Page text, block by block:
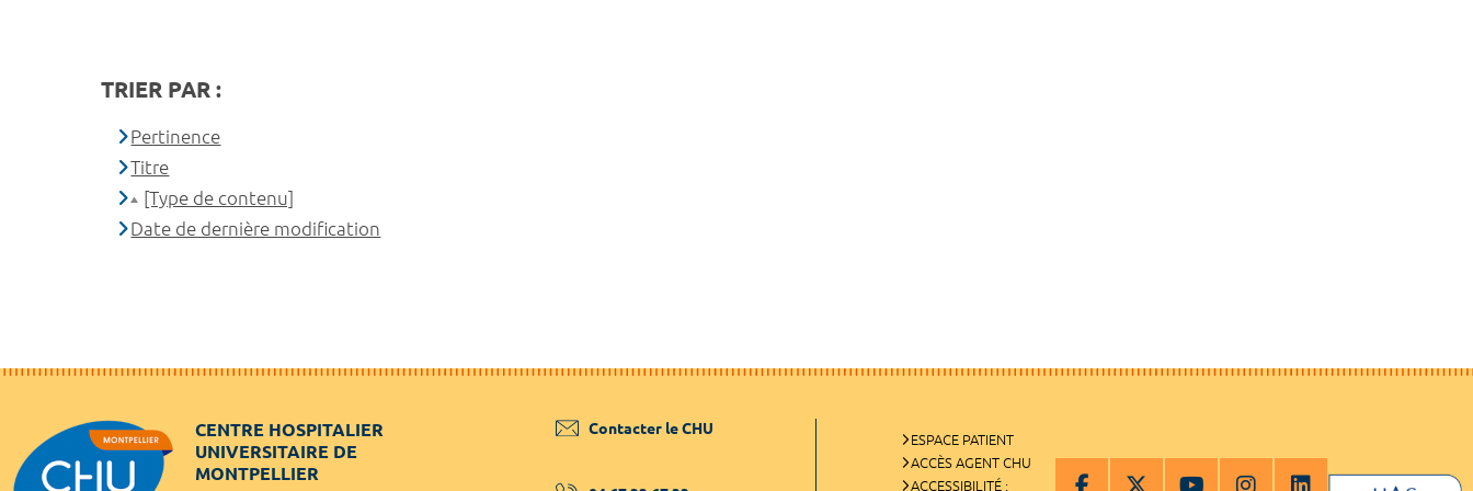
TRIER PAR :
Pertinence
Titre
[Type de contenu]
Date de dernière modification
CENTRE HOSPITALIER
UNIVERSITAIRE DE
MONTPELLIER
Contacter le CHU
ESPACE PATIENT
ACCÈS AGENT CHU
ACCESSIBILITÉ :